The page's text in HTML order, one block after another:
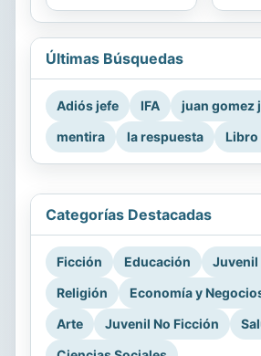
Últimas Búsquedas
Adiós jefe IFA
juan gomez
mentira
la respuesta Libro
Categorías Destacadas
Ficción Educación
Juvenil
Religión
Economía y
Arte
Juvenil No Ficción